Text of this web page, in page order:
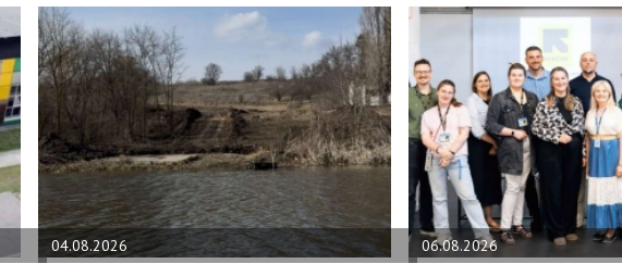
04.08.2026 06.08.2026